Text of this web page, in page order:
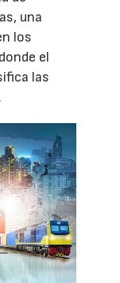
una
los
el
las